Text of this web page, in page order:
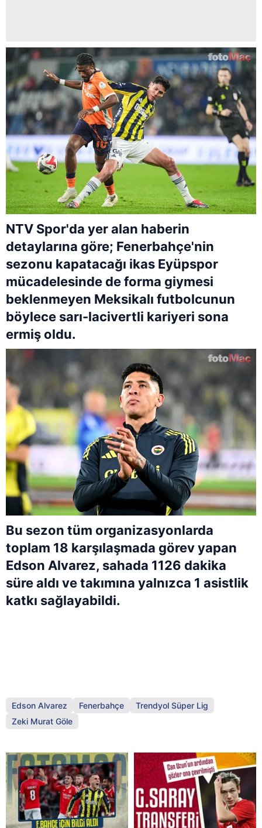
NTV Spor'da yer alan haberin
detaylarına göre; Fenerbahçe'nin
sezonu kapatacağı ikas Eyüpspor
mücadelesinde de forma giymesi
beklenmeyen Meksikalı futbolcunun
böylece sarı-lacivertli kariyeri sona
ermiş oldu.
Bu sezon tüm organizasyonlarda
toplam 18 karşılaşmada görev yapan
Edson Alvarez, sahada 1126 dakika
süre aldı ve takımına yalnızca 1 asistlik
katkı sağlayabildi.
Edson Alvarez Fenerbahçe
Trendyol Süper Lig
Zeki Murat Göle